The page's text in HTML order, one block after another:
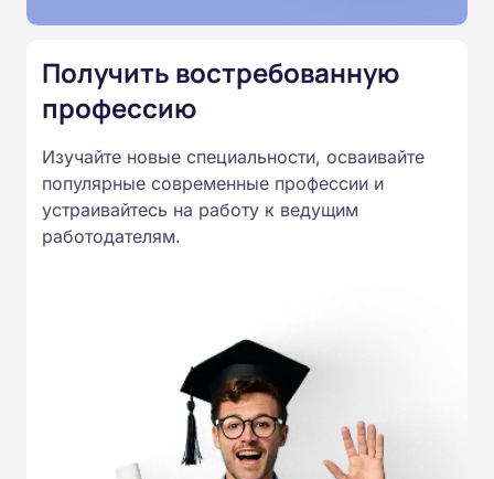
соответствии с Федеральными
государственными
профессионального образования.
Удостоверения и дипломы о
прохождении обучения
Получить востребованную
профессию
Изучайте новые специальности, осваивайте
популярные современные профессии и
устраивайтесь на работу к ведущим
работодателям.